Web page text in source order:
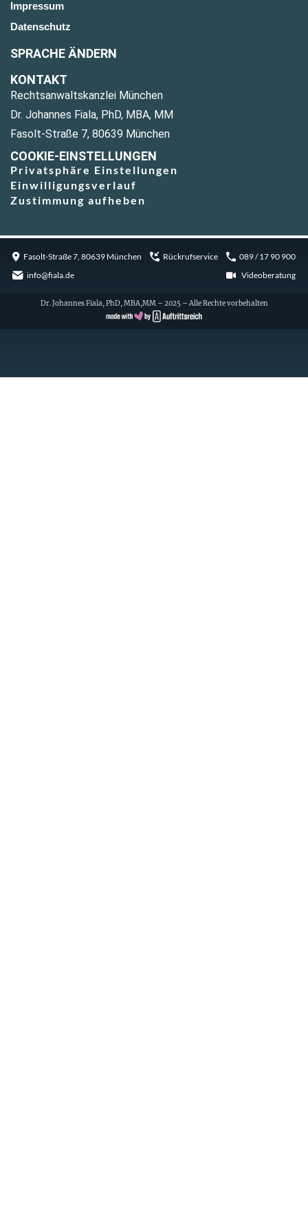
Impressum
Datenschutz
SPRACHE ÄNDERN
KONTAKT
Rechtsanwaltskanzlei München
Dr. Johannes Fiala, PhD, MBA, MM
Fasolt-Straße 7, 80639 München
COOKIE-EINSTELLUNGEN
Privatsphäre Einstellungen
Einwilligungsverlauf
Zustimmung aufheben
Fasolt-Straße 7, 80639 München Rückrufservice
089 / 17 90 900
info@fiala.de
Videoberatung
Dr. Johannes Fiala, PhD, MBA,MM – 2025 – Alle Rechte vorbehalten